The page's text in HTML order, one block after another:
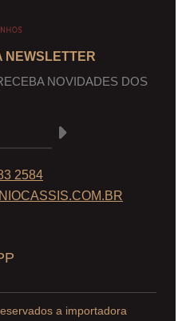
NEWSLETTER
NOVIDADES DOS
2584
a importadora